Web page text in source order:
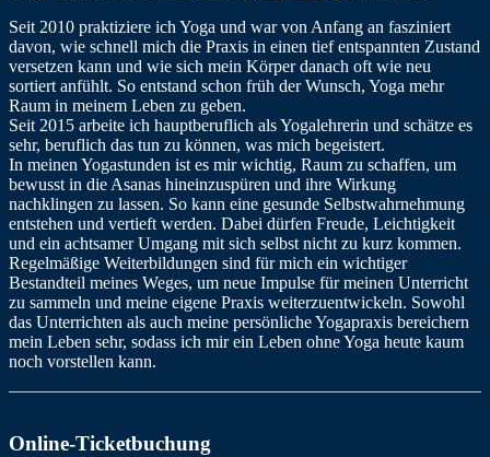
Seit 2010 praktiziere ich Yoga und war von Anfang an fasziniert
davon, wie schnell mich die Praxis in einen tief entspannten Zustand
versetzen kann und wie sich mein Körper danach oft wie neu
sortiert anfühlt. So entstand schon früh der Wunsch, Yoga mehr
Raum in meinem Leben zu geben.
Seit 2015 arbeite ich hauptberuflich als Yogalehrerin und schätze es
sehr, beruflich das tun zu können, was mich begeistert.
In meinen Yogastunden ist es mir wichtig, Raum zu schaffen, um
bewusst in die Asanas hineinzuspüren und ihre Wirkung
nachklingen zu lassen. So kann eine gesunde Selbstwahrnehmung
entstehen und vertieft werden. Dabei dürfen Freude, Leichtigkeit
und ein achtsamer Umgang mit sich selbst nicht zu kurz kommen.
Regelmäßige Weiterbildungen sind für mich ein wichtiger
Bestandteil meines Weges, um neue Impulse für meinen Unterricht
zu sammeln und meine eigene Praxis weiterzuentwickeln. Sowohl
das Unterrichten als auch meine persönliche Yogapraxis bereichern
mein Leben sehr, sodass ich mir ein Leben ohne Yoga heute kaum
noch vorstellen kann.
Online-Ticketbuchung